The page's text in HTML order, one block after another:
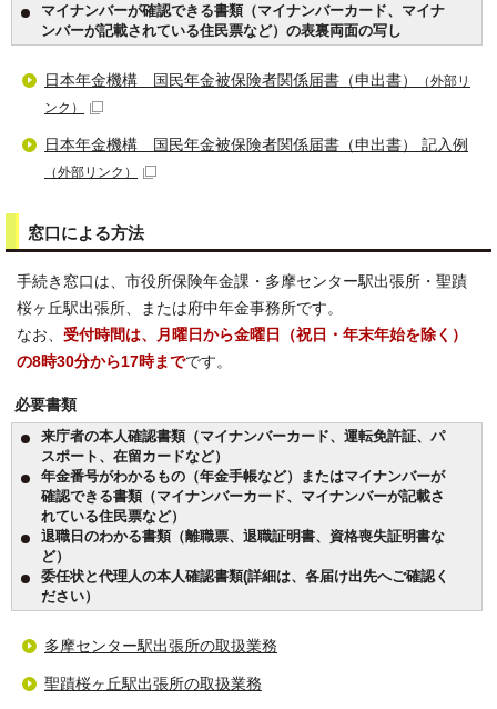
マイナンバーが確認できる書類（マイナンバーカード、マイナ
ンバーが記載されている住民票など）の表裏両面の写し
日本年金機構 国民年金被保険者関係届書（申出書）
（外部リ
ンク）
日本年金機構 国民年金被保険者関係届書（申出書） 記入例
（外部リンク）
窓口による方法
手続き窓口は、市役所保険年金課・多摩センター駅出張所・聖蹟
桜ヶ丘駅出張所、または府中年金事務所です。
なお、 受付時間は、月曜日から金曜日（祝日・年末年始を除く）
の8時30分から17時までです。
必要書類
来庁者の本人確認書類（マイナンバーカード、運転免許証、パ
スポート、在留カードなど）
年金番号がわかるもの（年金手帳など）またはマイナンバーが
確認できる書類（マイナンバーカード、マイナンバーが記載さ
れている住民票など）
退職日のわかる書類（離職票、退職証明書、資格喪失証明書な
ど）
委任状と代理人の本人確認書類(詳細は、各届け出先へご確認く
ださい）
多摩センター駅出張所の取扱業務
聖蹟桜ヶ丘駅出張所の取扱業務